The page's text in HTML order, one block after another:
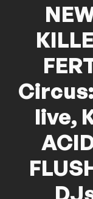
Circus:
live,